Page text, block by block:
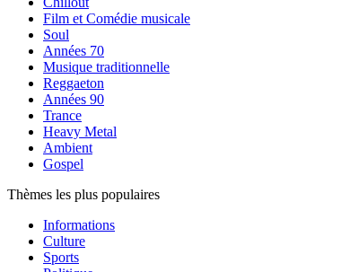
Film et Comédie musicale
Soul
Années 70
Musique traditionnelle
Reggaeton
Années 90
Trance
Heavy Metal
Ambient
Gospel
Thèmes les plus populaires
Informations
Culture
Sports